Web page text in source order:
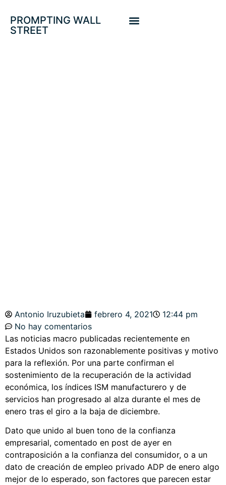
PROMPTING WALL
STREET
Antonio Iruzubieta febrero 4, 2021
12:44 pm
No hay comentarios
Las noticias macro publicadas recientemente en
Estados Unidos son razonablemente positivas y motivo
para la reflexión. Por una parte confirman el
sostenimiento de la recuperación de la actividad
económica, los índices ISM manufacturero y de
servicios han progresado al alza durante el mes de
enero tras el giro a la baja de diciembre.
Dato que unido al buen tono de la confianza
empresarial, comentado en post de ayer en
contraposición a la confianza del consumidor, o a un
dato de creación de empleo privado ADP de enero algo
mejor de lo esperado, son factores que parecen estar